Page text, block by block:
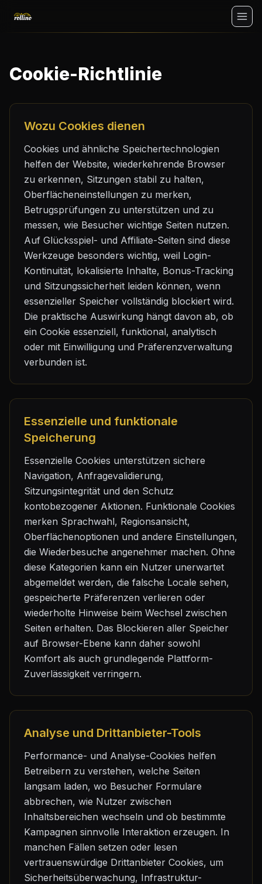
Einloggen
Cookie-Richtlinie
Wozu Cookies dienen
Cookies und ähnliche Speichertechnologien
helfen der Website, wiederkehrende Browser
zu erkennen, Sitzungen stabil zu halten,
Oberflächeneinstellungen zu merken,
Betrugsprüfungen zu unterstützen und zu
messen, wie Besucher wichtige Seiten nutzen.
Auf Glücksspiel- und Affiliate-Seiten sind diese
Werkzeuge besonders wichtig, weil Login-
Kontinuität, lokalisierte Inhalte, Bonus-Tracking
und Sitzungssicherheit leiden können, wenn
essenzieller Speicher vollständig blockiert wird.
Die praktische Auswirkung hängt davon ab, ob
ein Cookie essenziell, funktional, analytisch
oder mit Einwilligung und Präferenzverwaltung
verbunden ist.
Essenzielle und funktionale
Speicherung
Essenzielle Cookies unterstützen sichere
Navigation, Anfragevalidierung,
Sitzungsintegrität und den Schutz
kontobezogener Aktionen. Funktionale Cookies
merken Sprachwahl, Regionsansicht,
Oberflächenoptionen und andere Einstellungen,
die Wiederbesuche angenehmer machen. Ohne
diese Kategorien kann ein Nutzer unerwartet
abgemeldet werden, die falsche Locale sehen,
gespeicherte Präferenzen verlieren oder
wiederholte Hinweise beim Wechsel zwischen
Seiten erhalten. Das Blockieren aller Speicher
auf Browser-Ebene kann daher sowohl
Komfort als auch grundlegende Plattform-
Zuverlässigkeit verringern.
Analyse und Drittanbieter-Tools
Performance- und Analyse-Cookies helfen
Betreibern zu verstehen, welche Seiten
langsam laden, wo Besucher Formulare
abbrechen, wie Nutzer zwischen
Inhaltsbereichen wechseln und ob bestimmte
Kampagnen sinnvolle Interaktion erzeugen. In
manchen Fällen setzen oder lesen
vertrauenswürdige Drittanbieter Cookies, um
Sicherheitsüberwachung, Infrastruktur-